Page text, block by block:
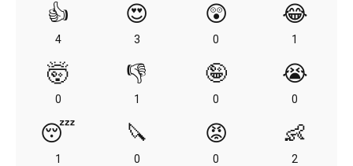
👍
4
😍
3
😲
0
😂
1
🤯
0
👎
1
🤪
0
😭
0
😴
1
🔪
0
😡
0
👶
2